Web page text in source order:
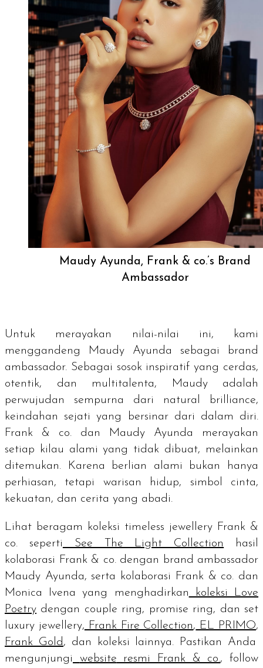
Maudy Ayunda, Frank & co.’s Brand
Ambassador
Untuk merayakan nilai-nilai ini, kami
menggandeng Maudy Ayunda sebagai
brand
ambassador. Sebagai sosok inspiratif yang cerdas,
otentik, dan multitalenta, Maudy adalah
perwujudan sempurna dari natural brilliance,
keindahan sejati yang bersinar dari dalam diri.
Frank & co. dan Maudy Ayunda merayakan
setiap kilau alami yang tidak dibuat, melainkan
ditemukan. Karena berlian alami bukan hanya
perhiasan, tetapi warisan hidup, simbol cinta,
kekuatan, dan cerita yang abadi.
Lihat beragam koleksi timeless jewellery Frank &
co. seperti See The Light Collection
hasil
kolaborasi Frank & co. dengan brand ambassador
Maudy Ayunda, serta kolaborasi Frank & co. dan
Monica Ivena yang menghadirkan koleksi Love
Poetry dengan couple ring, promise ring, dan set
luxury jewellery, Frank Fire Collection, EL PRIMO,
Frank Gold , dan koleksi lainnya. Pastikan Anda
mengunjungi
website resmi Frank & co.,follow